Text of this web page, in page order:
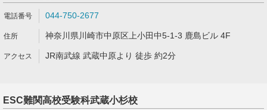
044-750-2677
神奈川県川崎市中原区上小田中5-1-3 鹿島ビル 4F
JR南武線 武蔵中原より 徒歩 約2分
ESC難関高校受験科武蔵小杉校